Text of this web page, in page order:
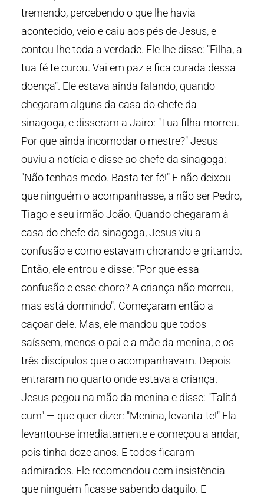
tremendo, percebendo o que lhe havia
acontecido, veio e caiu aos pés de Jesus, e
contou-lhe toda a verdade. Ele lhe disse: "Filha, a
tua fé te curou. Vai em paz e fica curada dessa
doença". Ele estava ainda falando, quando
chegaram alguns da casa do chefe da
sinagoga, e disseram a Jairo: "Tua filha morreu.
Por que ainda incomodar o mestre?" Jesus
ouviu a notícia e disse ao chefe da sinagoga:
"Não tenhas medo. Basta ter fé!" E não deixou
que ninguém o acompanhasse, a não ser Pedro,
Tiago e seu irmão João. Quando chegaram à
casa do chefe da sinagoga, Jesus viu a
confusão e como estavam chorando e gritando.
Então, ele entrou e disse: "Por que essa
confusão e esse choro? A criança não morreu,
mas está dormindo". Começaram então a
caçoar dele. Mas, ele mandou que todos
saíssem, menos o pai e a mãe da menina, e os
três discípulos que o acompanhavam. Depois
entraram no quarto onde estava a criança.
Jesus pegou na mão da menina e disse: "Talitá
cum" — que quer dizer: "Menina, levanta-te!" Ela
levantou-se imediatamente e começou a andar,
pois tinha doze anos. E todos ficaram
admirados. Ele recomendou com insistência
que ninguém ficasse sabendo daquilo. E